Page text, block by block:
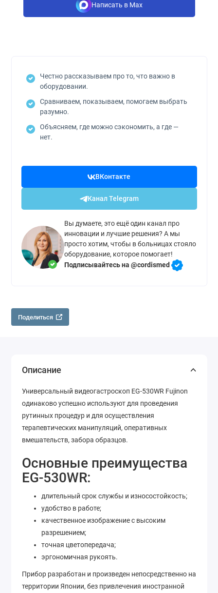
Написать в Max
Честно рассказываем про то, что важно в
оборудовании.
Сравниваем, показываем, помогаем выбрать
разумно.
Объясняем, где можно сэкономить, а где —
нет.
ВКонтакте
Канал Telegram
Вы думаете, это ещё один канал про
инновации и лучшие решения? А мы
просто хотим, чтобы в больницах стояло
оборудование, которое помогает!
Подписывайтесь на @cordismed
Поделиться
Описание
Универсальный видеогастроскоп EG-530WR Fujinon
одинаково успешно используют для проведения
рутинных процедур и для осуществления
терапевтических манипуляций, оперативных
вмешательств, забора образцов.
Основные преимущества
EG-530WR:
длительный срок службы и износостойкость;
удобство в работе;
качественное изображение с высоким
разрешением;
точная цветопередача;
эргономичная рукоять.
Прибор разработан и произведен непосредственно на
территории Японии, без привлечения иностранной